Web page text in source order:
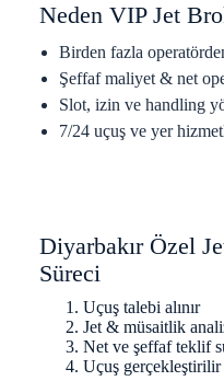
Neden VIP Jet
Birden fazla
Şeffaf maliyet & net
Slot, izin ve handling
7/24 uçuş ve yer
Diyarbakır Özel
Süreci
Uçuş talebi alınır
Jet & müsaitlik
Net ve şeffaf teklif
Uçuş gerçekleştirilir